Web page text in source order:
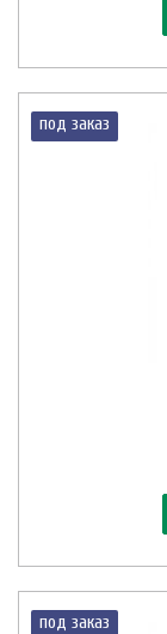
под заказ
под заказ